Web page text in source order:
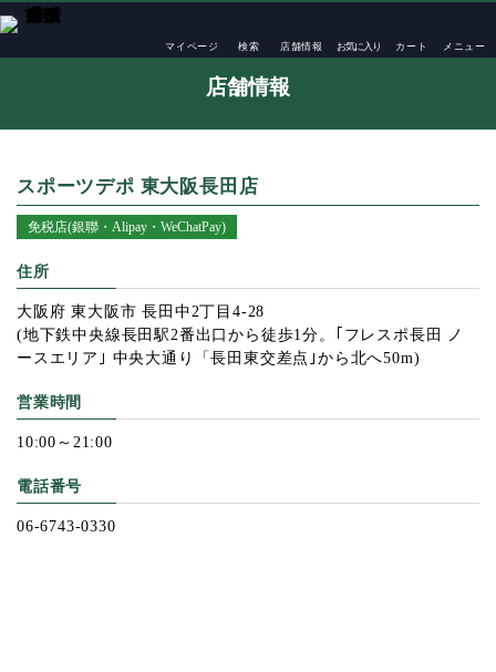
マイページ 検索 店舗情報 お気に入り カート メニュー
TOP
店舗情報
スポーツデポ 東大阪長田店
免税店(銀聯・Alipay・WeChatPay)
住所
大阪府 東大阪市 長田中2丁目4-28
(地下鉄中央線長田駅2番出口から徒歩1分。｢フレスポ長田 ノ
ースエリア｣ 中央大通り「長田東交差点｣から北へ50m)
営業時間
10:00～21:00
電話番号
06-6743-0330